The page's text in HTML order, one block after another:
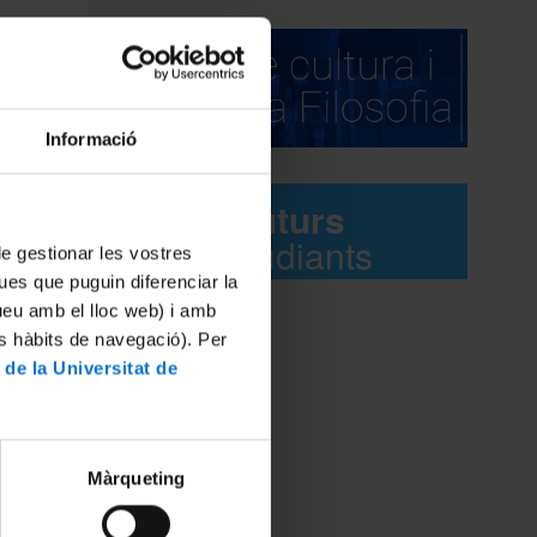
Informació
gestionar les vostres
que puguin diferenciar la
amb el lloc web) i amb
hàbits de navegació). Per
la Universitat de
Màrqueting
de
de
model
la
Futurs
estudiants